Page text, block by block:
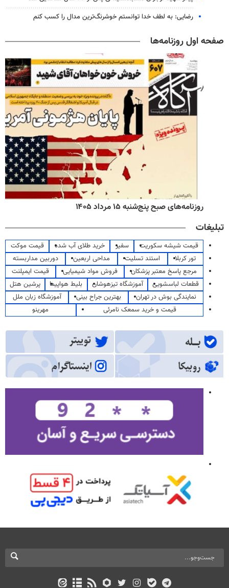
رضایی: به لطف خدا توانستم خوشرنگ‌ترین مدال را کسب کنم
صفحه اول روزنامه‌ها
روزنامه‌های صبح پنج‌شنبه ۱۵ مرداد ۱۴۰۵
تبلیغات
قیمت شیشه سکوریت سفیر خرید طلای آب شده
قیمت موکت
تور کربلا
استند تسلیت مداحی اربعین
دوربین مداربسته
مرجع پاسخ معتبر پزشکان
فروش مواد شیمیایی
قیمت ایمپلنت
قطعات لباسشویی
آموزشگاه تیزهوشان بلیط هواپیما
پرشین هتل
نمایندگی بوش در تهران
بهترین جراح بینی
آموزشگاه زبان ملل
قیمت و خرید سمعک نامرئی
مهرینو